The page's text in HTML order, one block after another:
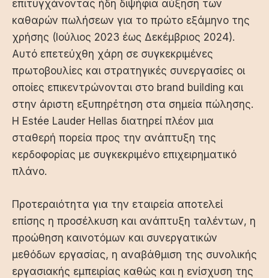
επιτυγχάνοντας ήδη διψήφια αύξηση των
καθαρών πωλήσεων για το πρώτο εξάμηνο της
χρήσης (Ιούλιος 2023 έως Δεκέμβριος 2024).
Αυτό επετεύχθη χάρη σε συγκεκριμένες
πρωτοβουλίες και στρατηγικές συνεργασίες οι
οποίες επικεντρώνονται στο brand building και
στην άριστη εξυπηρέτηση στα σημεία πώλησης.
Η Estée Lauder Hellas διατηρεί πλέον μια
σταθερή πορεία προς την ανάπτυξη της
κερδοφορίας με συγκεκριμένο επιχειρηματικό
πλάνο.
Προτεραιότητα για την εταιρεία αποτελεί
επίσης η προσέλκυση και ανάπτυξη ταλέντων, η
προώθηση καινοτόμων και συνεργατικών
μεθόδων εργασίας, η αναβάθμιση της συνολικής
εργασιακής εμπειρίας καθώς και η ενίσχυση της